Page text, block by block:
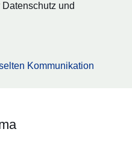
und
Kommunikation